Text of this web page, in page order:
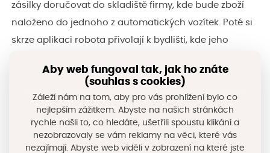
zásilky doručovat do skladiště firmy, kde bude zboží
naloženo do jednoho z automatických vozítek. Poté si
skrze aplikaci robota přivolají k bydlišti, kde jeho
vygenerovaného při každé objednávce.
Drobná bílá vozítka se šesti koly jsou vybavena deseti
kamerami, ultrazvukovými senzory či GPS navigací,
díky čemuž dokážou najít cestu k cíli a vyhýbat se
Aby web fungoval tak, jak ho znáte
(souhlas s cookies)
Záleží nám na tom, aby pro vás prohlížení bylo co
nejlepším zážitkem. Abyste na našich stránkách
rychle našli to, co hledáte, ušetřili spoustu klikání a
nezobrazovaly se vám reklamy na věci, které vás
nezajímají. Abyste web viděli v zobrazení na které jste